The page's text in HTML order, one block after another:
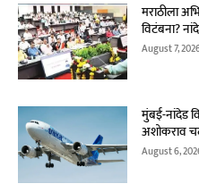
मराठीला
विटंबना?
August 7,
मुंबई-नांदेड
अशोकराव
August 6,